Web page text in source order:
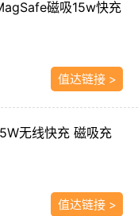
磁吸15w快充
值达链接 >
无线快充 磁吸充
值达链接 >